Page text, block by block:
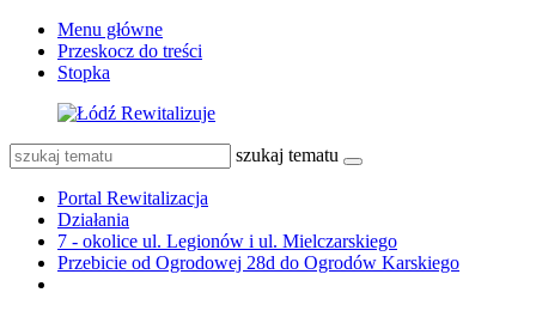
Menu główne
Przeskocz do treści
Stopka
szukaj tematu
Portal Rewitalizacja
Działania
7 - okolice ul. Legionów i ul. Mielczarskiego
Przebicie od Ogrodowej 28d do Ogrodów Karskiego